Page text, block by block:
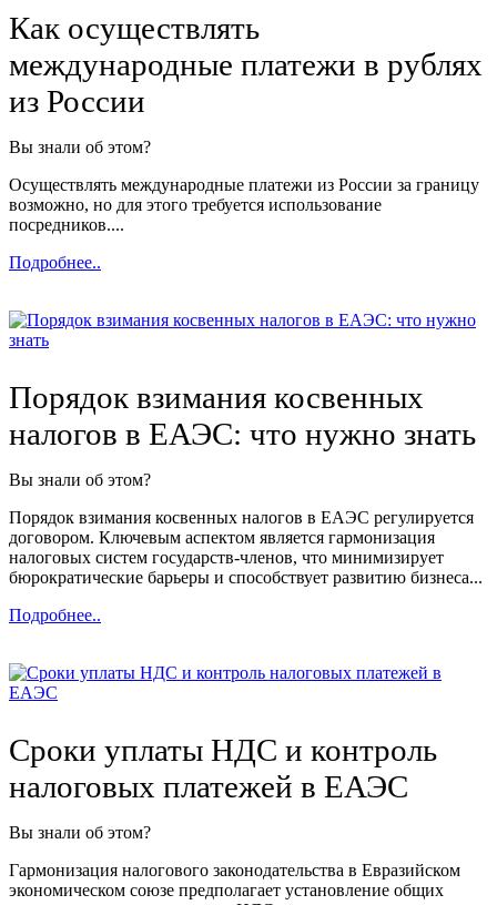
Как осуществлять
международные платежи в рублях
из России
Вы знали об этом?
Осуществлять международные платежи из России за границу
возможно, но для этого требуется использование
посредников....
Подробнее..
Порядок взимания косвенных
налогов в ЕАЭС: что нужно знать
Вы знали об этом?
Порядок взимания косвенных налогов в ЕАЭС регулируется
договором. Ключевым аспектом является гармонизация
налоговых систем государств-членов, что минимизирует
бюрократические барьеры и способствует развитию бизнеса...
Подробнее..
Сроки уплаты НДС и контроль
налоговых платежей в ЕАЭС
Вы знали об этом?
Гармонизация налогового законодательства в Евразийском
экономическом союзе предполагает установление общих